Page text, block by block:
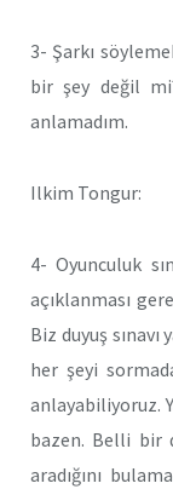
3- Şarkı
bir şey değil
anlamadım.
Ilkim Tongur:
4- Oyunculuk
açıklanması
Biz duyuş
her şeyi
anlayabiliyoruz.
bazen. Belli bir
aradığını